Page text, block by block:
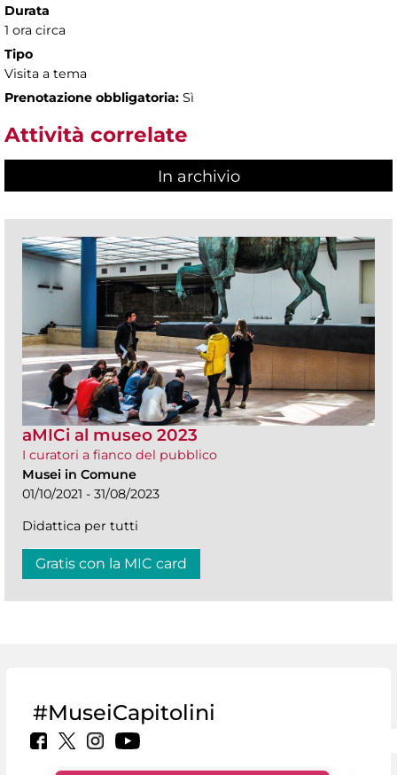
Durata
1 ora circa
Tipo
Visita a tema
Prenotazione obbligatoria: Sì
Attività correlate
In archivio
aMICi al museo 2023
I curatori a fianco del pubblico
Musei in Comune
01/10/2021 - 31/08/2023
Didattica per tutti
Gratis con la MIC card
#MuseiCapitolini